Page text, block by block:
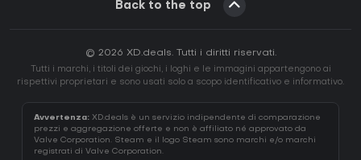
Back to the top
© 2026 XD.deals. Tutti i diritti riservati.
Tutti i marchi, i titoli dei giochi, i loghi e le immagini appartengono ai
rispettivi proprietari e sono usati solo a scopo identificativo e informativo.
Avvertenza: XD.deals è un servizio indipendente di comparazione
prezzi e aggregazione offerte e non è affiliato né approvato da
Valve Corporation. Steam e il logo Steam sono marchi e/o marchi
registrati di Valve Corporation.